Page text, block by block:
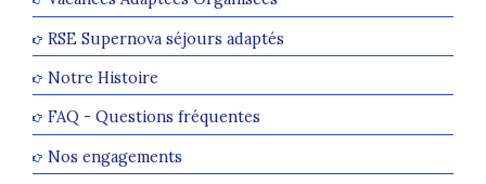
RSE Supernova séjours adaptés
Notre Histoire
FAQ - Questions fréquentes
Nos engagements